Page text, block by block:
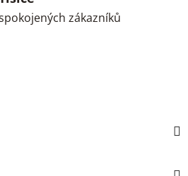
zákazníků